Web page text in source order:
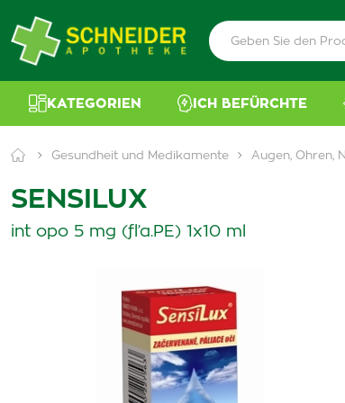
KATEGORIEN ICH BEFÜRCHTE
Gesundheit und Medikamente Augen, Ohren,
SENSILUX
int opo 5 mg (fľa.PE) 1x10 ml